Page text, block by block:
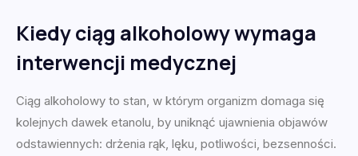
Kiedy ciąg alkoholowy wymaga
interwencji medycznej
Ciąg alkoholowy to stan, w którym organizm domaga się
kolejnych dawek etanolu, by uniknąć ujawnienia objawów
odstawiennych: drżenia rąk, lęku, potliwości, bezsenności.